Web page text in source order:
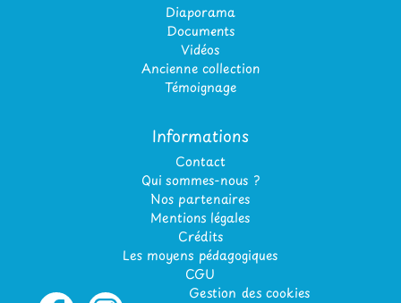
Diaporama
Documents
Vidéos
Ancienne collection
Témoignage
Informations
Contact
Qui sommes-nous ?
Nos partenaires
Mentions légales
Crédits
Les moyens pédagogiques
CGU
Gestion des cookies